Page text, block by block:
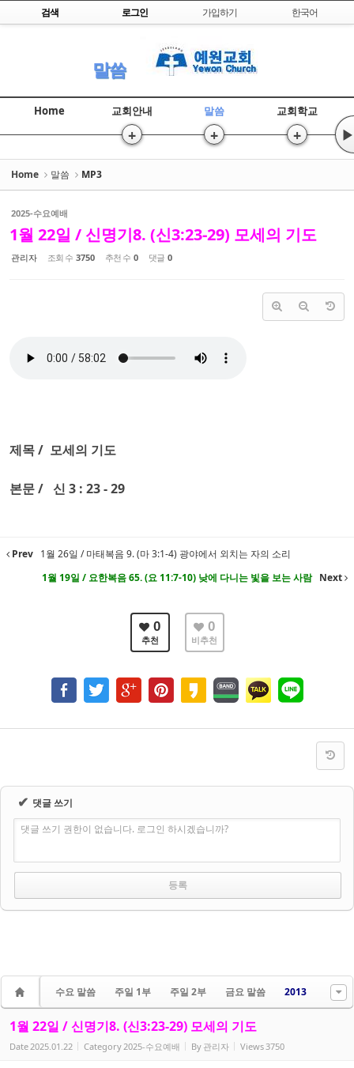
Skip to content
검색 로그인 가입하기 한국어
말씀
Home 교회안내
+
말씀
+
교회학교
+ ▶
Home 말씀 MP3
2025-수요예배
1월 22일 / 신명기8. (신3:23-29) 모세의 기도
관리자 조회 수 3750 추천 수 0 댓글 0
제목 / 모세의 기도
본문 / 신 3 : 23 - 29
Prev 1월 26일 / 마태복음 9. (마 3:1-4) 광야에서 외치는 자의 소리
1월 19일 / 요한복음 65. (요 11:7-10) 낮에 다니는 빛을 보는 사람 Next
0
추천
0
비추천
✔ 댓글 쓰기
댓글 쓰기 권한이 없습니다. 로그인 하시겠습니까?
수요 말씀 주일 1부 주일 2부 금요 말씀 2013
1월 22일 / 신명기8. (신3:23-29) 모세의 기도
Date2025.01.22 Category2025-수요예배 By 관리자 Views3750
Sketchbook5, 스케치북5
Sketchbook5, 스케치북5